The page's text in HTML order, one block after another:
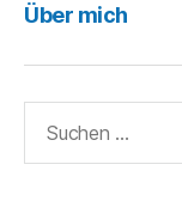
Über mich
nach: